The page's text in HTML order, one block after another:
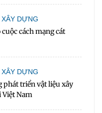
DỰNG
cách mạng cát
DỰNG
phát triển vật liệu xây
Việt Nam